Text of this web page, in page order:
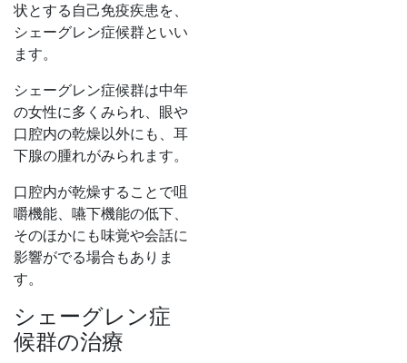
状とする自己免疫疾患を、
シェーグレン症候群といい
ます。
シェーグレン症候群は中年
の女性に多くみられ、眼や
口腔内の乾燥以外にも、耳
下腺の腫れがみられます。
口腔内が乾燥することで咀
嚼機能、嚥下機能の低下、
そのほかにも味覚や会話に
影響がでる場合もありま
す。
シェーグレン症
候群の治療